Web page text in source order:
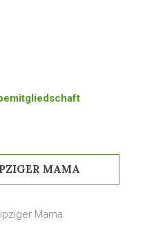
MAMA
Mama